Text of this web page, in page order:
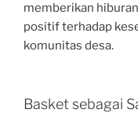
memberikan
positif terhadap
komunitas desa.
Basket sebagai